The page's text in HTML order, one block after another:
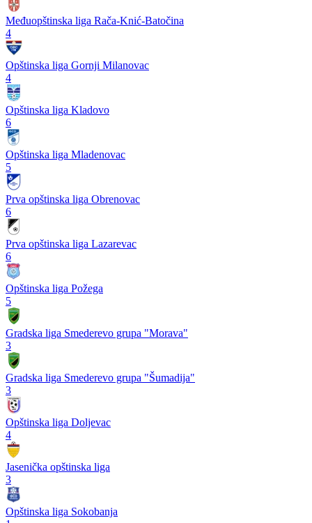
Međuopštinska liga Rača-Knić-Batočina
4
Opštinska liga Gornji Milanovac
4
Opštinska liga Kladovo
6
Opštinska liga Mladenovac
5
Prva opštinska liga Obrenovac
6
Prva opštinska liga Lazarevac
6
Opštinska liga Požega
5
Gradska liga Smederevo grupa "Morava"
3
Gradska liga Smederevo grupa "Šumadija"
3
Opštinska liga Doljevac
4
Jasenička opštinska liga
3
Opštinska liga Sokobanja